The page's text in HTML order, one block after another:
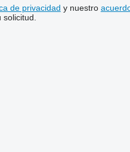
de privacidad y nuestro